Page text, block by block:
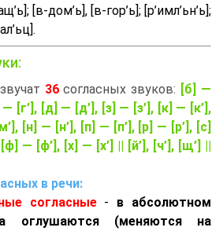
[в-дом’ь], [в-гор’ь]; [р’имл’ьн’ь];
36согласных звуков: [б] —
— [г’], [д] — [д’], [з] — [з’], [к] — [к’],
[н] — [н’], [п] — [п’], [р] — [р’], [с]
— [ф’], [х] — [х’] || [й’], [ч’], [щ’] ||
в речи:
согласные- в абсолютном
оглушаются (меняются на